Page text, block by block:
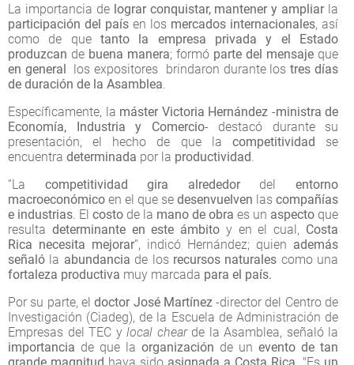
La importancia de lograr conquistar, mantener y ampliarla
participación del país en los mercados internacionales, así
como de que tanto la empresa privada y el Estado
produzcan de buena manera; formó parte del mensaje que
en general los expositores brindaron durante lostres días
de duración de la Asamblea.
Específicamente, la máster Victoria Hernández -ministra de
Economía, Industria y Comercio- destacó durante su
presentación, el hecho de que la competitividad se
encuentra determinada por la productividad.
“La competitividad gira alrededordelentorno
macroeconómico en el que se desenvuelven las compañías
e industrias. El costo de la mano de obra es un aspecto que
resulta determinante en este ámbito y en el cual, Costa
Rica necesita mejorar”, indicó Hernández; quien además
señaló la abundancia de los recursos naturales como una
fortaleza productiva muy marcada para el país.
Por su parte, eldoctor José Martínez-director del Centro de
Investigación (Ciadeg), de la Escuela de Administración de
Empresas del TEC y local chearde la Asamblea, señaló la
importancia de que la organización de un evento de tan